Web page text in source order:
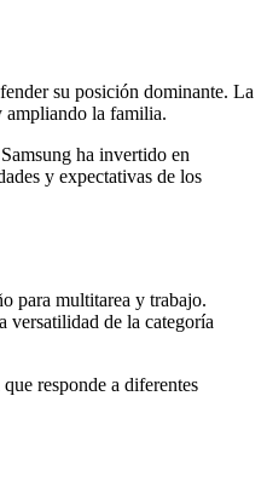
su posición dominante. La
ampliando la familia.
ha invertido en
y expectativas de los
para multitarea y trabajo.
versatilidad de la categoría
responde a diferentes